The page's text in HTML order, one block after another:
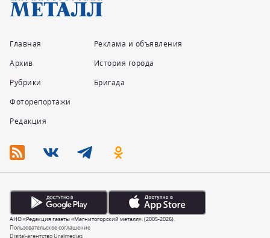
Главная
Архив
Рубрики
Фоторепортажи
Редакция
Реклама и объявления
История города
Бригада
Пользовательское соглашение
Digital-агентство Uralmedias
АНО «Редакция газеты «Магнитогорский металл». (2005-2026).